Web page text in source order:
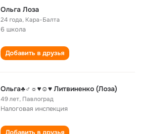
Ольга Лоза
24 года, Кара-Балта
6 школа
Добавить в друзья
Ольга♣♂☼♥☺♥ Литвиненко (Лоза)
49 лет, Павлоград
Налоговая инспекция
Добавить в друзья